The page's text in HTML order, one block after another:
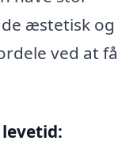
æstetisk og
ved at få